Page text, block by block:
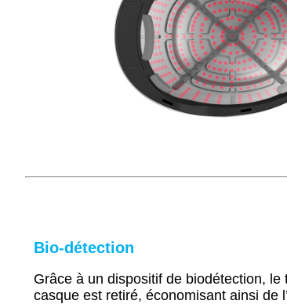
Bio-détection
Grâce à un dispositif de biodétection, le
casque est retiré, économisant ainsi de